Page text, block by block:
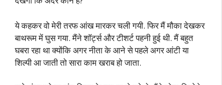
ये कहकर वो मेरी तरफ आंख मारकर चली गयी. फिर मैं मौका देखकर
बाथरूम में घुस गया. मैंने शॉर्ट्स और टीशर्ट पहनी हुई थी. मैं बहुत
घबरा रहा था क्योंकि अगर नीता के आने से पहले अगर आंटी या
शिल्पी आ जाती तो सारा काम खराब हो जाता.